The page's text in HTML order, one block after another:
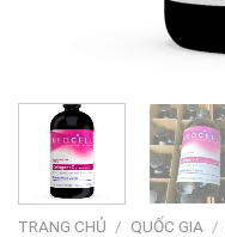
TRANG CHỦ / QUỐC GIA /